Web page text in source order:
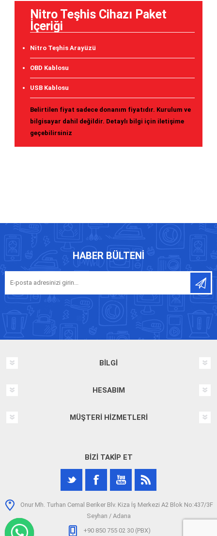
Nitro Teşhis Cihazı Paket
İçeriği
Nitro Teşhis Arayüzü
OBD Kablosu
USB Kablosu
Belirtilen fiyat sadece donanım fiyatıdır. Kurulum ve
bilgisayar dahil değildir. Detaylı bilgi için iletişime
geçebilirsiniz
HABER BÜLTENI
BILGI
HESABIM
MÜŞTERI HIZMETLERI
BIZI TAKIP ET
Onur Mh. Turhan Cemal Beriker Blv. Kiza İş Merkezi A2 Blok No:437/3F
Seyhan / Adana
+90 850 755 02 30 (PBX)